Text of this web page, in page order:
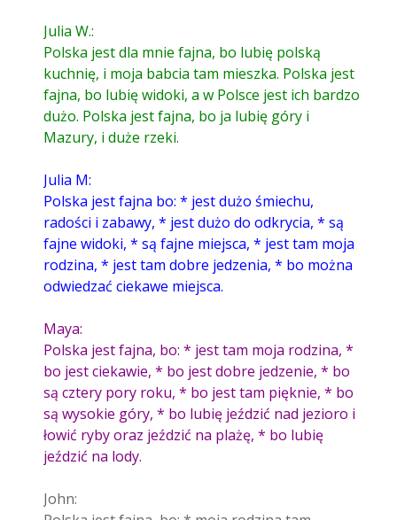
Julia W.:
Polska jest dla mnie fajna, bo lubię polską
kuchnię, i moja babcia tam mieszka. Polska jest
fajna, bo lubię widoki, a w Polsce jest ich bardzo
dużo. Polska jest fajna, bo ja lubię góry i
Mazury, i duże rzeki.
Julia M:
Polska jest fajna bo: * jest dużo śmiechu,
radości i zabawy, * jest dużo do odkrycia, * są
fajne widoki, * są fajne miejsca, * jest tam moja
rodzina, * jest tam dobre jedzenia, * bo można
odwiedzać ciekawe miejsca.
Maya:
Polska jest fajna, bo: * jest tam moja rodzina, *
bo jest ciekawie, * bo jest dobre jedzenie, * bo
są cztery pory roku, * bo jest tam pięknie, * bo
są wysokie góry, * bo lubię jeździć nad jezioro i
łowić ryby oraz jeździć na plażę, * bo lubię
jeździć na lody.
John: